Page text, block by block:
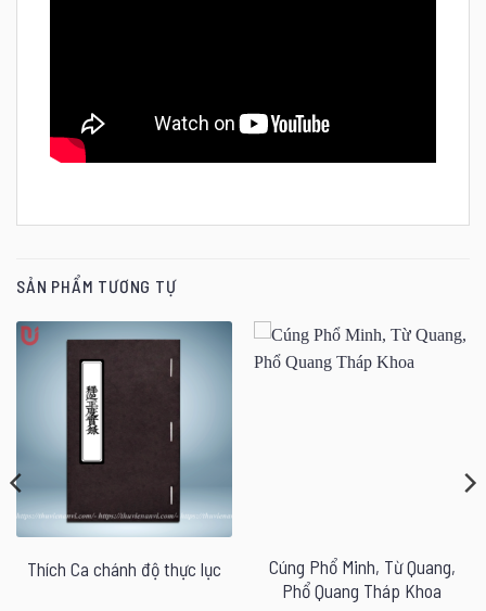
SẢN PHẨM TƯƠNG TỰ
Thích Ca chánh độ thực lục
Cúng Phổ Minh, Từ Quang,
Phổ Quang Tháp Khoa